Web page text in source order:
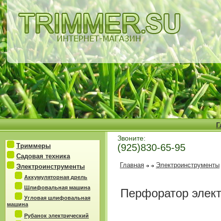
Триммеры
Садовая техника
Электроинструменты
Аккумуляторная дрель
Шлифовальная машина
Угловая шлифовальная
машина
Рубанок электрический
Звоните:
(925)830-65-95
Главная Электроинструменты
Перфоратор